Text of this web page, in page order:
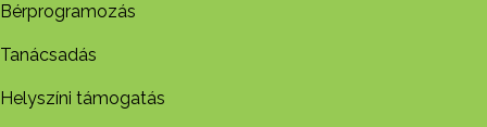
Bérprogramozás
Tanácsadás
Helyszíni támogatás